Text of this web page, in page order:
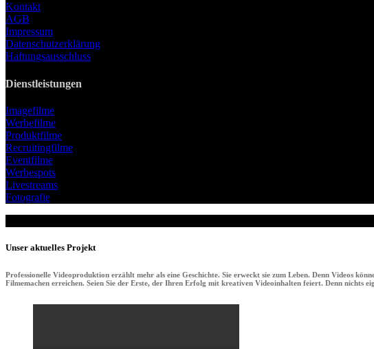
Kontakt
AGB
Impressum
Datenschutzerklärung
Haftungsausschluss
Dienstleistungen
Imagefilme
Werbefilme
Produktfilme
Recruitingfilme
Eventfilme
Werbespots
Livestreams
Fotografie
Unser aktuelles Projekt
Professionelle Videoproduktion erzählt mehr als eine Geschichte. Sie erweckt sie zum Leben. Denn Videos
Filmemachen erreichen. Seien Sie der Erste, der Ihren Erfolg mit kreativen Videoinhalten feiert. Denn nichts